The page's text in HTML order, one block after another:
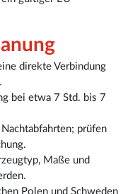
direkte Verbindung
bei etwa 7 Std. bis 7
prüfen
Maße und
Polen und Schweden